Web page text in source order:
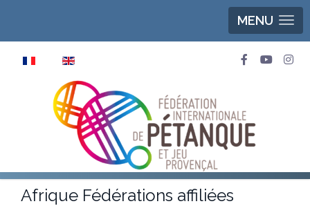
MENU
Afrique Fédérations affiliées